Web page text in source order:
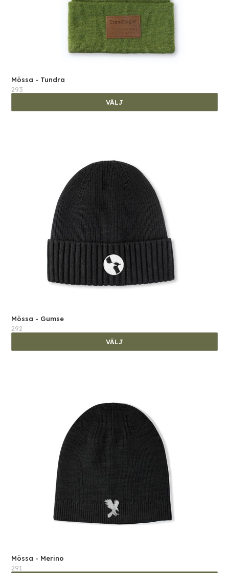
Mössa - Tundra
293
VÄLJ
Mössa - Gumse
292
VÄLJ
Mössa - Merino
291